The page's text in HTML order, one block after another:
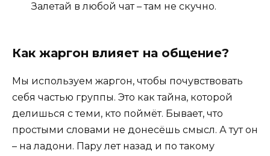
Залетай в любой чат – там не скучно.
Как жаргон влияет на общение?
Мы используем жаргон, чтобы почувствовать
себя частью группы. Это как тайна, которой
делишься с теми, кто поймёт. Бывает, что
простыми словами не донесёшь смысл. А тут он
– на ладони. Пару лет назад и по такому